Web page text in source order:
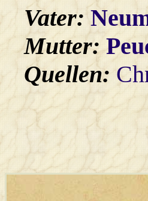
Vater:
Mutter:
Quellen: